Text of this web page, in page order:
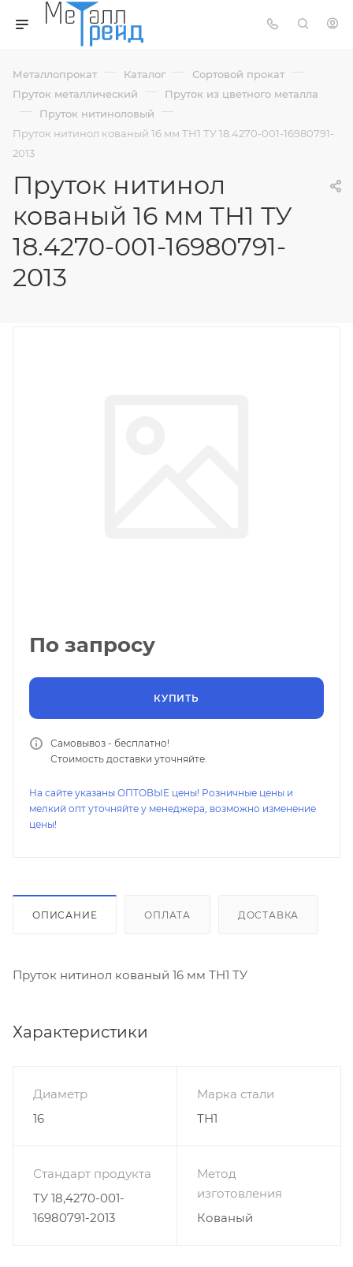
Металлопрокат — Каталог — Сортовой прокат —
Пруток металлический — Пруток из цветного металла
— Пруток нитиноловый —
Пруток нитинол кованый 16 мм ТН1 ТУ 18.4270-001-16980791-
2013
Пруток нитинол
кованый 16 мм ТН1 ТУ
18.4270-001-16980791-
2013
По запросу
КУПИТЬ
Самовывоз - бесплатно!
Стоимость доставки уточняйте.
На сайте указаны ОПТОВЫЕ цены! Розничные цены и
мелкий опт уточняйте у менеджера, возможно изменение
цены!
ОПИСАНИЕ ОПЛАТА ДОСТАВКА
Пруток нитинол кованый 16 мм ТН1 ТУ
Характеристики
Диаметр
16
Марка стали
ТН1
Стандарт продукта
ТУ 18,4270-001-
16980791-2013
Метод
изготовления
Кованый